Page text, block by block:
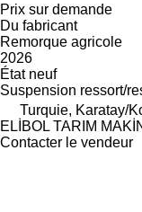
Prix sur demande
Du fabricant
Remorque agricole
2026
Étatneuf
Suspension ressort/
Turquie, Karatay/
ELİBOL TARIM
Contacter le vendeur